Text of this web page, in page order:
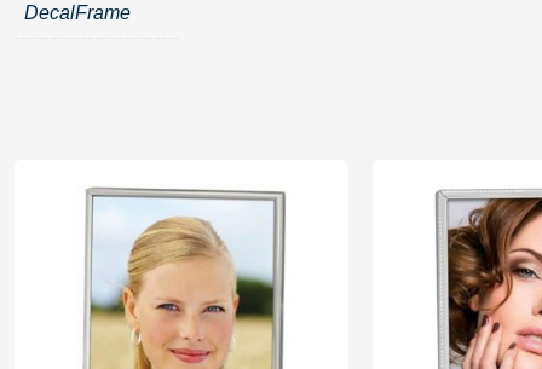
DecalFrame